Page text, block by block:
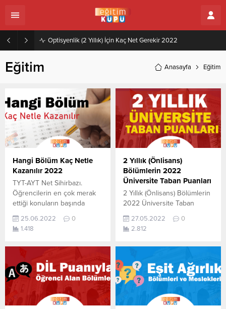
Optisyenlik (2 Yıllık) İçin Kaç Net Gerekir 2022
Eğitim Anasayfa Eğitim
Hangi Bölüm Kaç Netle
Kazanılır 2022
TYT-AYT Net Sihirbazı.
Öğrencilerin en çok merak
ettiği konuların başında
ile alıyor, hangi bölüm kaç
netle kazanılır gibi sorulara
sizler için bazı bölümlerin
Net Sihirbazından
faydalanarak burada yer
vereceğiz…YKS Kaç Netle
Hangi Bölüm Kazanılır Sevgili
üniversite adayları 2022
25.06.2022
0
1.418
2 Yıllık (Önlisans)
Bölümlerin 2022
Üniversite Taban Puanları
2 Yıllık (Önlisans) Bölümlerin
2022 Üniversite Taban
2022 TYT’ye girenler
önlisans 2 yıllık (iki yıllık)
kontenjanları aşağıdaki
gibidir .Bu puanlar 2021
Üniversitesi yerleştirme
puanlarına göre elde edilmiş
olup 2022 TYT yani YKS ye
27.05.2022
0
2.812